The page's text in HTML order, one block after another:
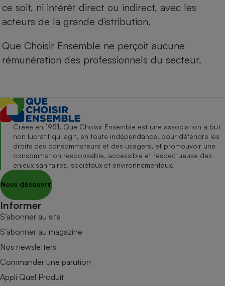
ce soit, ni intérêt direct ou indirect, avec les
acteurs de la grande distribution.
Que Choisir Ensemble ne perçoit aucune
rémunération des professionnels du secteur.
Créée en 1951, Que Choisir Ensemble est une association à but
non lucratif qui agit, en toute indépendance, pour défendre les
droits des consommateurs et des usagers, et promouvoir une
consommation responsable, accessible et respectueuse des
enjeux sanitaires, sociétaux et environnementaux.
Nous découvrir
Informer
S’abonner au site
S’abonner au magazine
Nos newsletters
Commander une parution
Appli Quel Produit